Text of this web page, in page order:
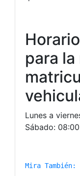
para
Lunes a
Sábado:
Mira También: